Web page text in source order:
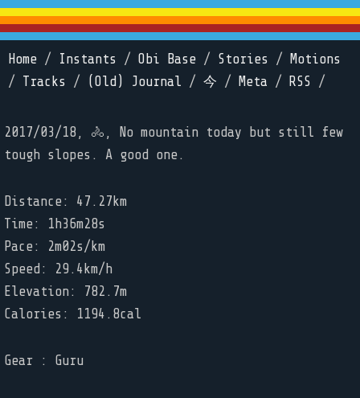
Home / Instants / Obi Base / Stories /
Motions
/ Tracks / (Old) Journal / 今 / Meta / RSS /
2017/03/18, 🚴, No mountain today but still few
tough slopes. A good one.
Distance: 47.27km
Time: 1h36m28s
Pace: 2m02s/km
Speed: 29.4km/h
Elevation: 782.7m
Calories: 1194.8cal
Gear : Guru